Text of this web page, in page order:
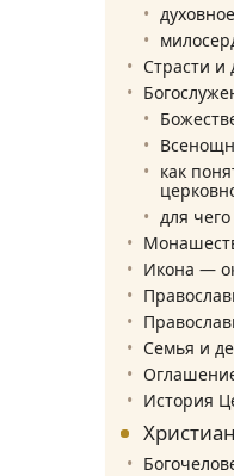
Страсти и
как
для
Икона —
Семья и
История